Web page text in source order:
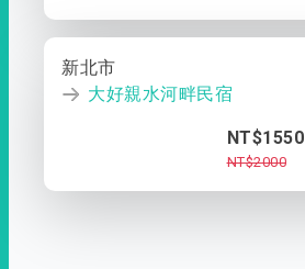
新北市
大好親水河畔民宿
NT$1550
NT$2000